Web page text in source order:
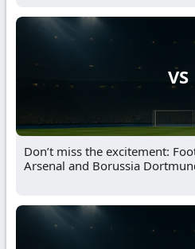
VS
Don’t miss the excitement:
Arsenal and Borussia